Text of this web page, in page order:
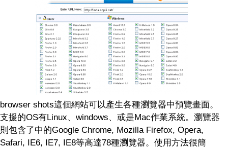
browser shots這個網站可以產生各種瀏覽器中預覽畫面。
支援的OS有Linux、windows、或是Mac作業系統。瀏覽器
則包含了中的Google Chrome, Mozilla Firefox, Opera,
Safari, IE6, IE7, IE8等高達78種瀏覽器。使用方法很簡